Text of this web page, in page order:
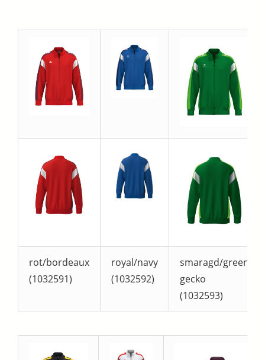
rot/bordeaux
(1032591)
royal/navy
(1032592)
smaragd/green
gecko
(1032593)